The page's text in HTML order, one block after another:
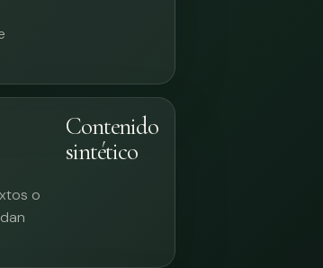
Contenido
sintético
o